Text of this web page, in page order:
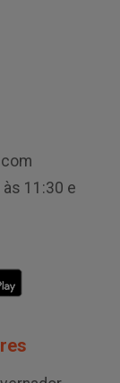
11:30 e